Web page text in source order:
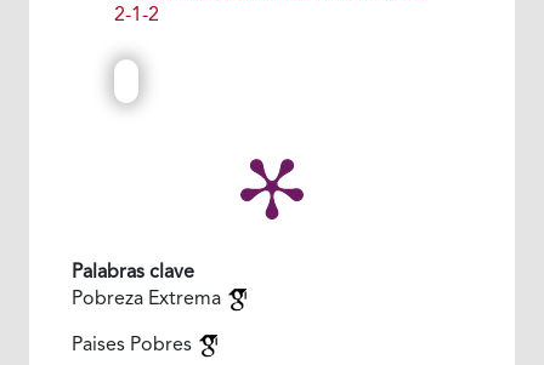
2-1-2
Palabras clave
Pobreza Extrema
Paises Pobres